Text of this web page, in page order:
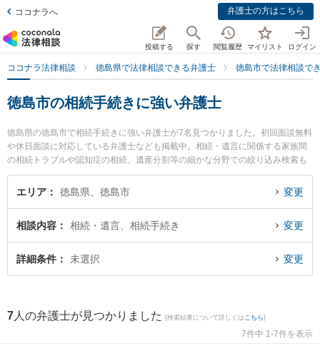
ココナラへ 弁護士の方はこちら
投稿する 探す 閲覧履歴 マイリスト ログイン
ココナラ法律相談 徳島県で法律相談できる弁護士 徳島市で法律相談で
徳島市の相続手続きに強い弁護士
徳島県の徳島市で相続手続きに強い弁護士が7名見つかりました。初回面談無料
や休日面談に対応している弁護士なども掲載中。相続・遺言に関係する家族間
の相続トラブルや認知症の相続、遺産分割等の細かな分野での絞り込み検索も
でき便利です。特にベリーベスト法律事務所 徳島オフィスの細谷 健人弁護士や
弁護士法人徳島合同法律事務所の堀金 博弁護士、朝田啓祐法律事務所の三木 哲
談したい』『相続手続きのトラブル解決の実績豊富な近くの弁護士を検索した
い』『初回相談無料で相続手続きを法律相談できる徳島市内の弁護士に相談予
約したい』などでお困りの相談者さんにおすすめです。
エリア 徳島県、徳島市 変更
相談内容 相続・遺言、相続手続き 変更
詳細条件 未選択 変更
7 人の弁護士が見つかりました (検索結果について詳しくは こちら)
7件中 1-7件を表示